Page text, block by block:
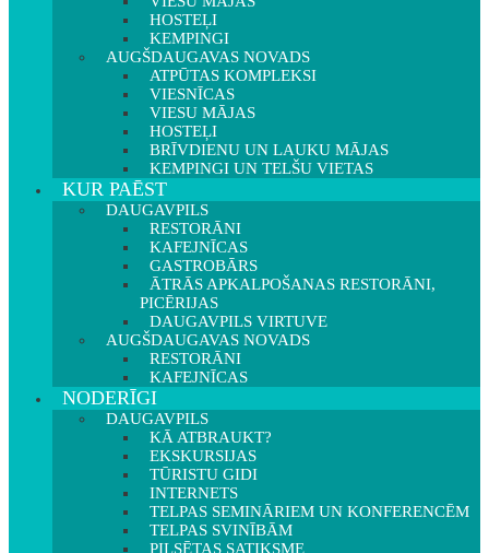
HOSTEĻI
KEMPINGI
AUGŠDAUGAVAS NOVADS
ATPŪTAS KOMPLEKSI
VIESNĪCAS
VIESU MĀJAS
HOSTEĻI
BRĪVDIENU UN LAUKU MĀJAS
KEMPINGI UN TELŠU VIETAS
KUR PAĒST
DAUGAVPILS
RESTORĀNI
KAFEJNĪCAS
GASTROBĀRS
ĀTRĀS APKALPOŠANAS RESTORĀNI,
PICĒRIJAS
DAUGAVPILS VIRTUVE
AUGŠDAUGAVAS NOVADS
RESTORĀNI
KAFEJNĪCAS
NODERĪGI
DAUGAVPILS
KĀ ATBRAUKT?
EKSKURSIJAS
TŪRISTU GIDI
INTERNETS
TELPAS SEMINĀRIEM UN KONFERENCĒM
TELPAS SVINĪBĀM
PILSĒTAS SATIKSME